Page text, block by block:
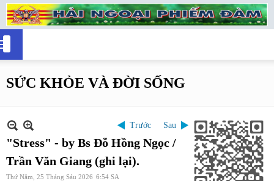
SỨC KHỎE VÀ ĐỜI SỐNG
Trước Sau
"Stress" - by Bs Đỗ Hồng Ngọc /
Trần Văn Giang (ghi lại).
Thứ Năm, 25 Tháng Sáu 2026 6:54 SA